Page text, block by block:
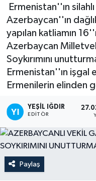
Ermenistan''ın
Azerbaycan''ın
yapılan katliamın
Azerbaycan
Soykırımını
Ermenistan''ın
Ermenilerin elinden
YEŞIL IĞDIR
EDITÖR
Paylaş